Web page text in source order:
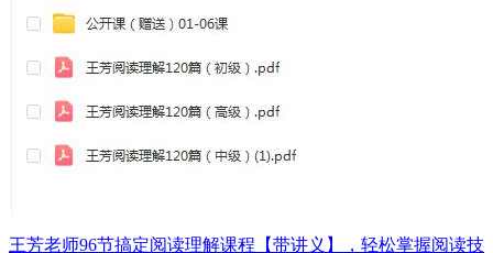
王芳老师96节搞定阅读理解课程【带讲义】，轻松掌握阅读技